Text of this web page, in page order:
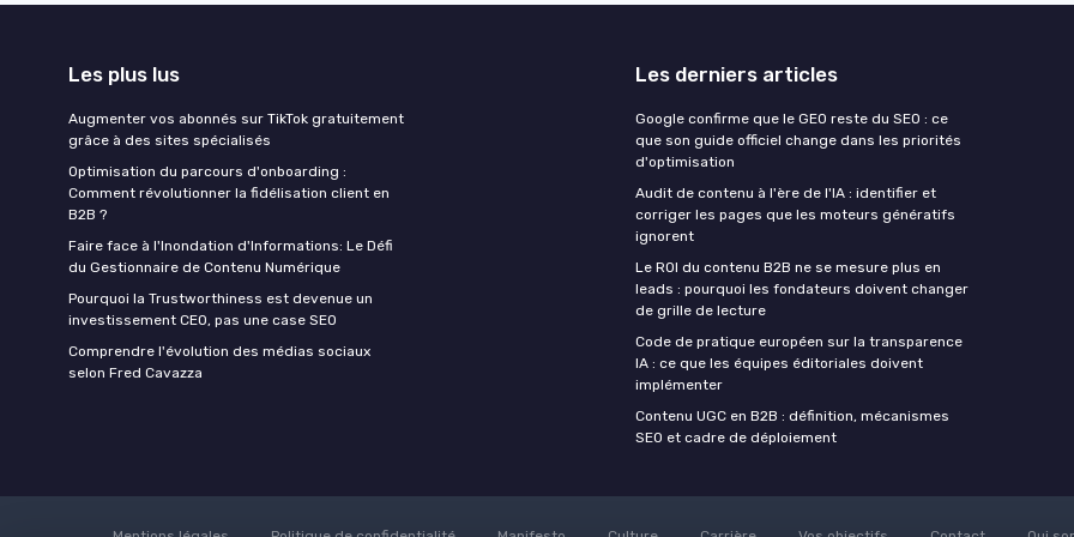
Les plus lus
Augmenter vos abonnés sur TikTok gratuitement
grâce à des sites spécialisés
Optimisation du parcours d'onboarding :
Comment révolutionner la fidélisation client en
B2B ?
Faire face à l'Inondation d'Informations: Le Défi
du Gestionnaire de Contenu Numérique
Pourquoi la Trustworthiness est devenue un
investissement CEO, pas une case SEO
Comprendre l'évolution des médias sociaux
selon Fred Cavazza
Les derniers articles
Google confirme que le GEO reste du SEO : ce
que son guide officiel change dans les priorités
d'optimisation
Audit de contenu à l'ère de l'IA : identifier et
corriger les pages que les moteurs génératifs
ignorent
Le ROI du contenu B2B ne se mesure plus en
leads : pourquoi les fondateurs doivent changer
de grille de lecture
Code de pratique européen sur la transparence
IA : ce que les équipes éditoriales doivent
implémenter
Contenu UGC en B2B : définition, mécanismes
SEO et cadre de déploiement